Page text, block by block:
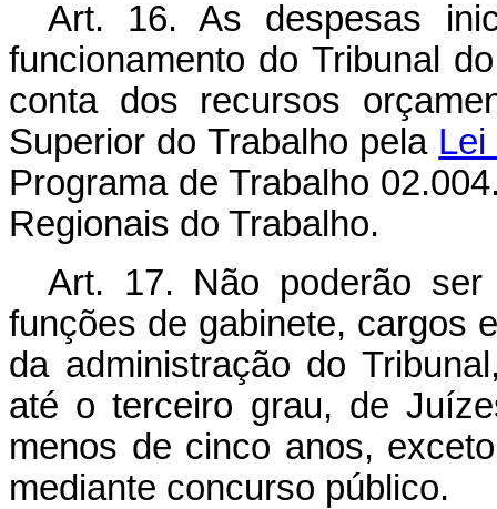
Art. 16. As despesas
funcionamento do Tribunal
conta dos recursos
Superior do Trabalho pela Lei
Programa de Trabalho
Regionais do Trabalho.
Art. 17. Não poderão
funções de gabinete, cargos
da administração do
até o terceiro grau, de
menos de cinco anos,
mediante concurso público.